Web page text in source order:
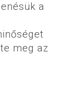
a
meg az